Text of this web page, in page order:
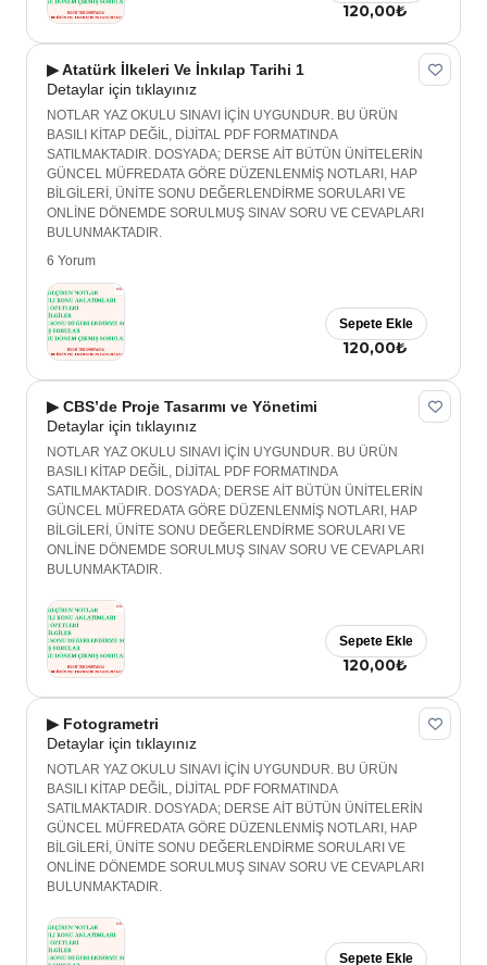
120,00₺
▶ Atatürk İlkeleri Ve İnkılap Tarihi 1
Detaylar için tıklayınız
NOTLAR YAZ OKULU SINAVI İÇİN UYGUNDUR. BU ÜRÜN
BASILI KİTAP DEĞİL, DİJİTAL PDF FORMATINDA
SATILMAKTADIR. DOSYADA; DERSE AİT BÜTÜN ÜNİTELERİN
GÜNCEL MÜFREDATA GÖRE DÜZENLENMİŞ NOTLARI, HAP
BİLGİLERİ, ÜNİTE SONU DEĞERLENDİRME SORULARI VE
ONLİNE DÖNEMDE SORULMUŞ SINAV SORU VE CEVAPLARI
BULUNMAKTADIR.
6 Yorum
120,00₺
Sepete Ekle
▶ CBS’de Proje Tasarımı ve Yönetimi
Detaylar için tıklayınız
NOTLAR YAZ OKULU SINAVI İÇİN UYGUNDUR. BU ÜRÜN
BASILI KİTAP DEĞİL, DİJİTAL PDF FORMATINDA
SATILMAKTADIR. DOSYADA; DERSE AİT BÜTÜN ÜNİTELERİN
GÜNCEL MÜFREDATA GÖRE DÜZENLENMİŞ NOTLARI, HAP
BİLGİLERİ, ÜNİTE SONU DEĞERLENDİRME SORULARI VE
ONLİNE DÖNEMDE SORULMUŞ SINAV SORU VE CEVAPLARI
BULUNMAKTADIR.
120,00₺
Sepete Ekle
▶ Fotogrametri
Detaylar için tıklayınız
NOTLAR YAZ OKULU SINAVI İÇİN UYGUNDUR. BU ÜRÜN
BASILI KİTAP DEĞİL, DİJİTAL PDF FORMATINDA
SATILMAKTADIR. DOSYADA; DERSE AİT BÜTÜN ÜNİTELERİN
GÜNCEL MÜFREDATA GÖRE DÜZENLENMİŞ NOTLARI, HAP
BİLGİLERİ, ÜNİTE SONU DEĞERLENDİRME SORULARI VE
ONLİNE DÖNEMDE SORULMUŞ SINAV SORU VE CEVAPLARI
BULUNMAKTADIR.
Sepete Ekle